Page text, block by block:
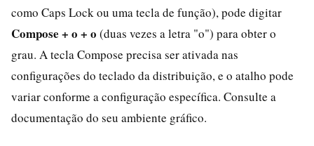
como Caps Lock ou uma tecla de função), pode digitar
Compose + o + o (duas vezes a letra "o") para obter o
grau. A tecla Compose precisa ser ativada nas
configurações do teclado da distribuição, e o atalho pode
variar conforme a configuração específica. Consulte a
documentação do seu ambiente gráfico.